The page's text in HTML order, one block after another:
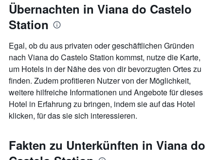
Übernachten in Viana do Castelo
Station
Egal, ob du aus privaten oder geschäftlichen Gründen
nach Viana do Castelo Station kommst, nutze die Karte,
um Hotels in der Nähe des von dir bevorzugten Ortes zu
finden. Zudem profitieren Nutzer von der Möglichkeit,
weitere hilfreiche Informationen und Angebote für dieses
Hotel in Erfahrung zu bringen, indem sie auf das Hotel
klicken, für das sie sich interessieren.
Fakten zu Unterkünften in Viana do